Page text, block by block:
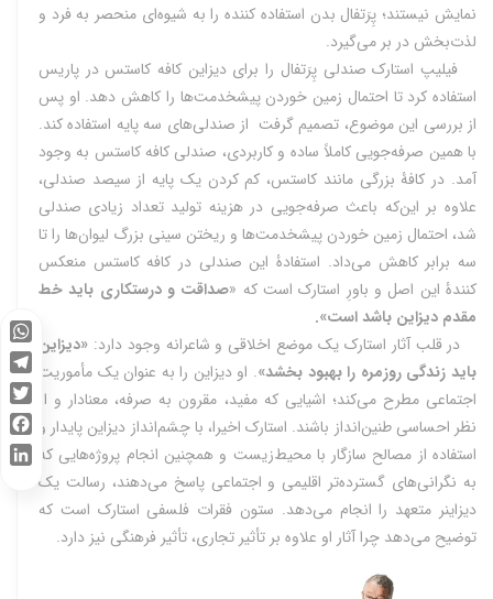
نمایش نیستند؛ پِرَتفال بدن استفاده کننده را به شیوه‌ای منحصر به فرد و
لذت‌بخش در بر می‌گیرد.
فیلیپ استارک صندلی پِرَتفال را برای دیزاین کافه کاستس در پاریس
استفاده کرد تا احتمال زمین خوردن پیشخدمت‌ها را کاهش دهد. او پس
از بررسی این موضوع، تصمیم گرفت از صندلی‌های سه پایه استفاده کند.
با همین صرفه‌جویی کاملاً ساده و کاربردی، صندلی کافه کاستس به وجود
آمد. در کافۀ بزرگی مانند کاستس، کم کردن یک پایه از سیصد صندلی،
علاوه بر این‌که باعث صرفه‌جویی در هزینه تولید تعداد زیادی صندلی
شد، احتمال زمین خوردن پیشخدمت‌ها و ریختن سینی بزرگ لیوان‌ها را تا
سه برابر کاهش می‌داد. استفادۀ این صندلی در کافه کاستس منعکس‌
کنندۀ این اصل و باورِ استارک است که «صداقت و درستکاری باید خط
مقدم دیزاین باشد است».
در قلب آثار استارک یک موضع اخلاقی و شاعرانه وجود دارد: «دیزاین
باید زندگی روزمره را بهبود بخشد». او دیزاین را به عنوان یک مأموریت
اجتماعی مطرح می‌کند؛ اشیایی که مفید، مقرون به صرفه، معنادار و از
نظر احساسی طنین‌انداز باشند. استارک اخیرا، با چشم‌انداز دیزاین پایدار و
استفاده از مصالح سازگار با محیط‌زیست و همچنین انجام پروژه‌هایی که
به نگرانی‌های گسترده‌تر اقلیمی و اجتماعی پاسخ می‌دهند، رسالت یک
دیزاینر متعهد را انجام می‌دهد. ستون فقرات فلسفی استارک است که
توضیح می‌دهد چرا آثار او علاوه بر تأثیر تجاری، تأثیر فرهنگی نیز دارد.
WhatsApp
Telegram
Twitter
Facebook
LinkedIn